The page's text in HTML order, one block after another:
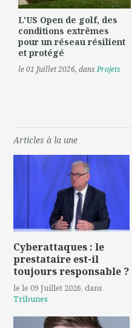
L'US Open de golf, des
conditions extrêmes
pour un réseau résilient
et protégé
le 01 Juillet 2026, dansProjets
Articles à la une
Cyberattaques : le
prestataire est-il
toujours responsable ?
le le 09 Juillet 2026, dans
Tribunes